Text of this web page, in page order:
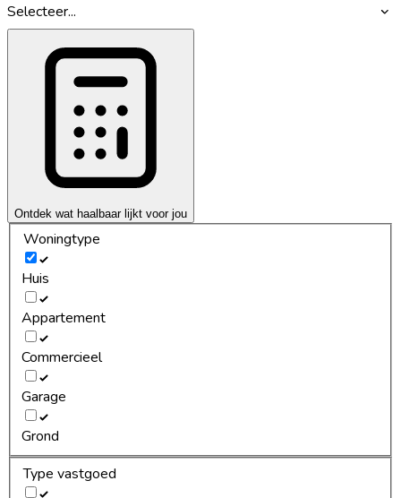
Selecteer...
Ontdek wat haalbaar lijkt voor jou
Woningtype
Huis
Appartement
Commercieel
Garage
Grond
Type vastgoed